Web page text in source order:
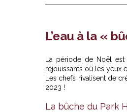
L’eau à la «
La période de Noël
réjouissants où les yeux
Les chefs rivalisent de
2023 !
La bûche du Park